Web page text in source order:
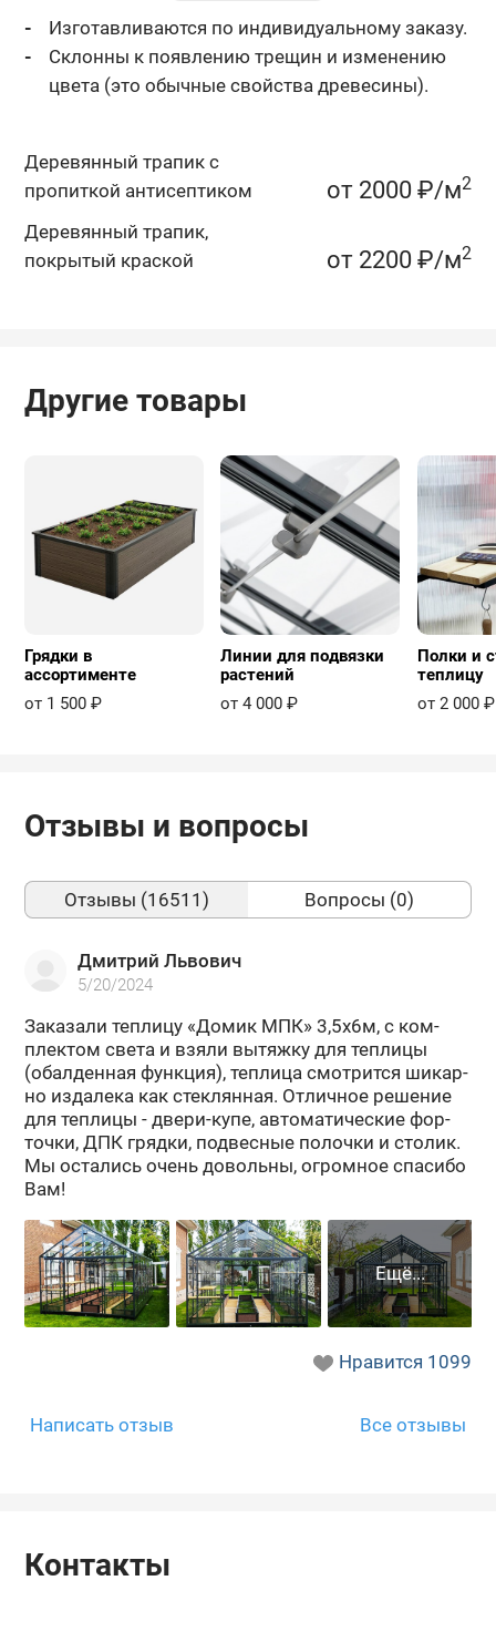
Изготавливаются по индивидуальному заказу.
Склонны к появлению трещин и изменению
цвета (это обычные свойства древесины).
Деревянный трапик c
пропиткой антисептиком
от 2000 ₽/м2
Деревянный трапик,
покрытый краской
от 2200 ₽/м2
Другие товары
Грядки в
ассортименте
от 1 500 ₽
Линии для подвязки
растений
от 4 000 ₽
Полки и
теплицу
от 2 000 ₽
Отзывы и вопросы
Отзывы (16511) Вопросы (0)
Дмитрий Львович
5/20/2024
За­ка­за­ли теп­ли­цу «Домик МПК» 3,5х6м, с ком­
плек­том света и взяли вы­тяж­ку для теп­ли­цы
(обал­ден­ная функ­ция), теп­ли­ца смот­рит­ся ши­кар­
но из­да­ле­ка как стек­лян­ная. От­лич­ное ре­ше­ние
для теп­ли­цы - двери-​купе, ав­то­ма­ти­че­ские фор­
точ­ки, ДПК гряд­ки, под­вес­ные по­лоч­ки и сто­лик.
Мы оста­лись очень до­воль­ны, огром­ное спа­си­бо
Вам!
Нравится 1099
Написать отзыв Все отзывы
Контакты